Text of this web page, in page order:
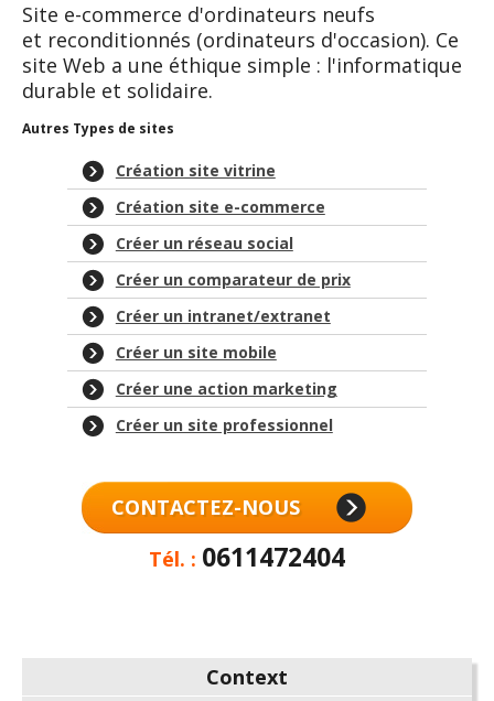
Site e-commerce d'ordinateurs neufs
et reconditionnés (ordinateurs d'occasion). Ce
site Web a une éthique simple : l'informatique
durable et solidaire.
Autres Types de sites
Création site vitrine
Création site e-commerce
Créer un réseau social
Créer un comparateur de prix
Créer un intranet/extranet
Créer un site mobile
Créer une action marketing
Créer un site professionnel
CONTACTEZ-NOUS
Tél. : 0611472404
Context